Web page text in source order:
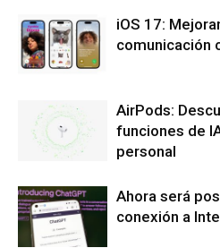
iOS 17:
comunicación
AirPods:
funciones de
personal
Ahora será
conexión a